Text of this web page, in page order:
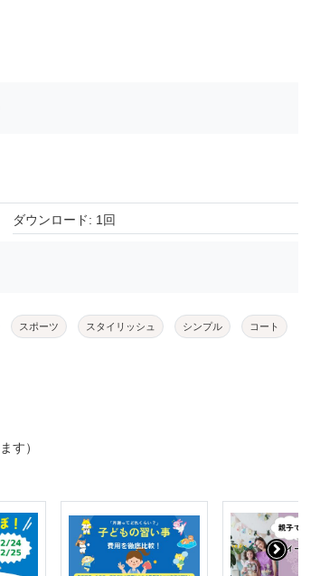
ダウンロード: 1回
スポーツ スタイリッシュ シンプル コート
す）